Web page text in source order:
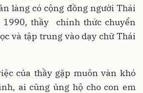
làng có cộng đồng người Thái
1990, thầy chính thức chuyển
và tập trung vào dạy chữ Thái
của thầy gặp muôn vàn khó
ai cũng ủng hộ cho con em